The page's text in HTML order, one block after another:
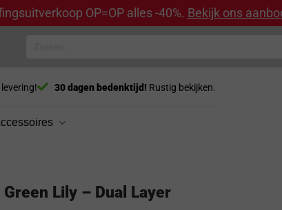
OP=OP alles -40%. Bekijk ons
30 dagen bedenktijd! Rustig bekijken.
Lily – Dual Layer